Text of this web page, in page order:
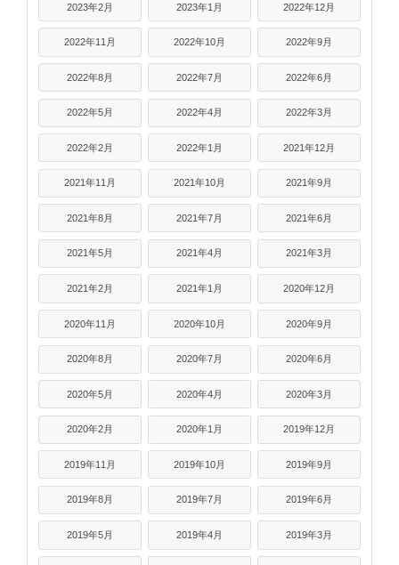
2023年2月 2023年1月 2022年12月
2022年11月 2022年10月 2022年9月
2022年8月 2022年7月 2022年6月
2022年5月 2022年4月 2022年3月
2022年2月 2022年1月 2021年12月
2021年11月 2021年10月 2021年9月
2021年8月 2021年7月 2021年6月
2021年5月 2021年4月 2021年3月
2021年2月 2021年1月 2020年12月
2020年11月 2020年10月 2020年9月
2020年8月 2020年7月 2020年6月
2020年5月 2020年4月 2020年3月
2020年2月 2020年1月 2019年12月
2019年11月 2019年10月 2019年9月
2019年8月 2019年7月 2019年6月
2019年5月 2019年4月 2019年3月